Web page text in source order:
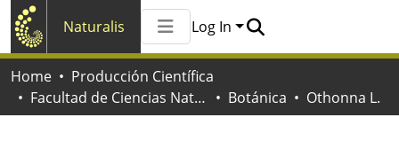
Naturalis
All of Naturalis
Statistics
Log In
Home
Producción Científica
Facultad de Ciencias Naturales y Museo
Botánica Othonna L.